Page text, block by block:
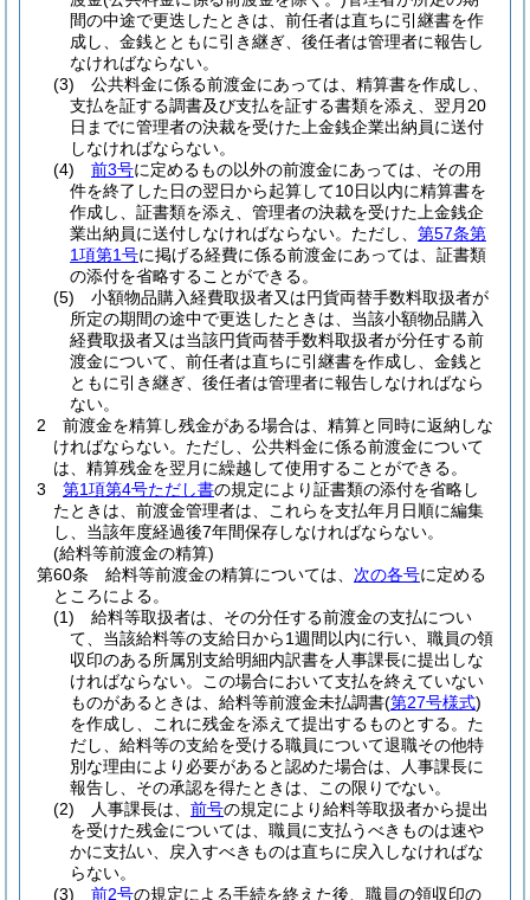
間の中途で更迭したときは、前任者は直ちに引継書を作
成し、金銭とともに引き継ぎ、後任者は管理者に報告し
なければならない。
(3)
公共料金に係る前渡金にあっては、精算書を作成し、
支払を証する調書及び支払を証する書類を添え、翌月20
日までに管理者の決裁を受けた上金銭企業出納員に送付
しなければならない。
(4)
前3号に定めるもの以外の前渡金にあっては、その用
件を終了した日の翌日から起算して10日以内に精算書を
作成し、証書類を添え、管理者の決裁を受けた上金銭企
業出納員に送付しなければならない。 ただし、 第57条第
1項第1号に掲げる経費に係る前渡金にあっては、証書類
の添付を省略することができる。
(5)
小額物品購入経費取扱者又は円貨両替手数料取扱者が
所定の期間の途中で更迭したときは、当該小額物品購入
経費取扱者又は当該円貨両替手数料取扱者が分任する前
渡金について、前任者は直ちに引継書を作成し、金銭と
ともに引き継ぎ、後任者は管理者に報告しなければなら
ない。
2
前渡金を精算し残金がある場合は、精算と同時に返納しな
ければならない。 ただし、公共料金に係る前渡金について
は、精算残金を翌月に繰越して使用することができる。
3
第1項第4号ただし書の規定により証書類の添付を省略し
たときは、前渡金管理者は、これらを支払年月日順に編集
し、当該年度経過後7年間保存しなければならない。
(給料等前渡金の精算)
第60条
給料等前渡金の精算については、 次の各号に定める
ところによる。
(1)
給料等取扱者は、その分任する前渡金の支払につい
て、当該給料等の支給日から1週間以内に行い、職員の領
収印のある所属別支給明細内訳書を人事課長に提出しな
ければならない。
この場合において支払を終えていない
ものがあるときは、給料等前渡金未払調書(第27号様式)
を作成し、これに残金を添えて提出するものとする。 た
だし、給料等の支給を受ける職員について退職その他特
別な理由により必要があると認めた場合は、人事課長に
報告し、その承認を得たときは、この限りでない。
(2)
人事課長は、 前号の規定により給料等取扱者から提出
を受けた残金については、職員に支払うべきものは速や
かに支払い、戻入すべきものは直ちに戻入しなければな
らない。
(3)
前2号の規定による手続を終えた後、職員の領収印の